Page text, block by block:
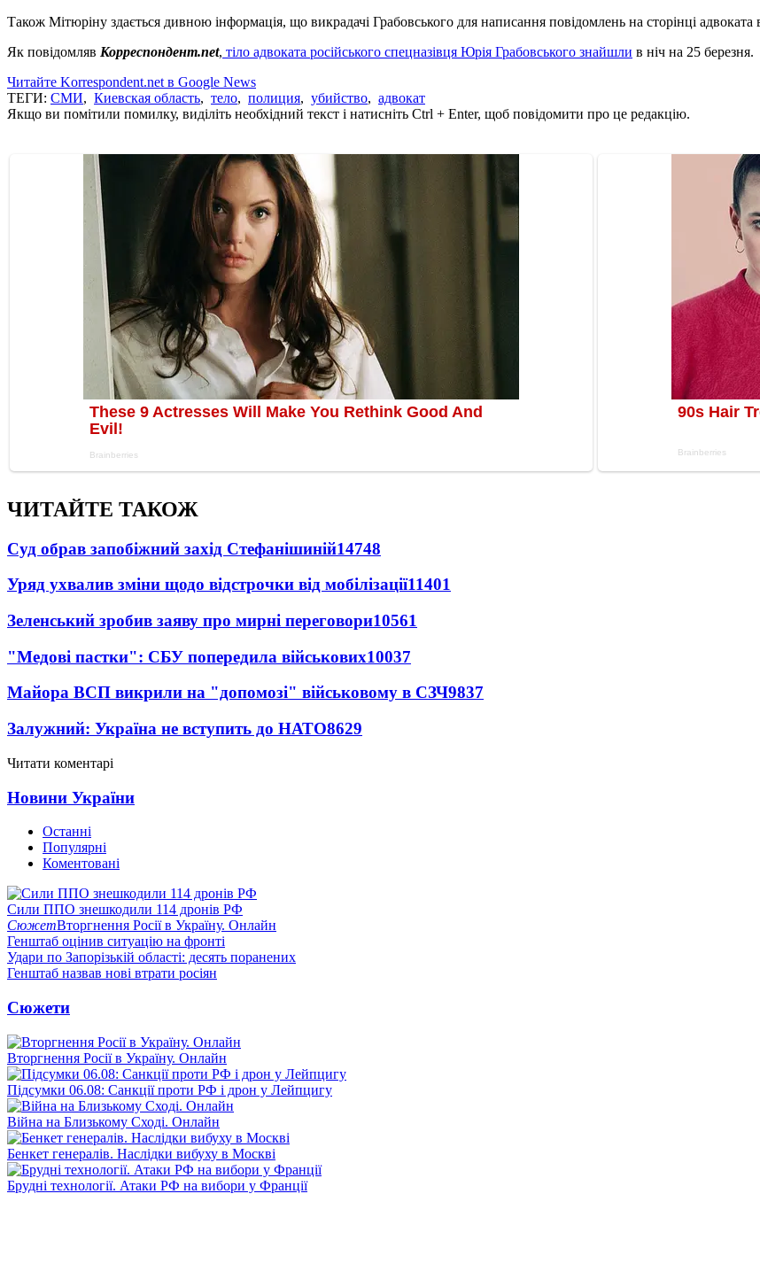
Також Мітюріну здається дивною інформація, що викрадачі Грабовського для написання повідомлень на сторінці
Як повідомляв Корреспондент.net, тіло адвоката російського спецназівця Юрія Грабовського знайшли в ніч на 25 березня.
Читайте Korrespondent.net в Google News
ТЕГИ: СМИ, Киевская область, тело, полиция, убийство, адвокат
Якщо ви помітили помилку, виділіть необхідний текст і натисніть Ctrl + Enter, щоб повідомити про це редакцію.
ЧИТАЙТЕ ТАКОЖ
Суд обрав запобіжний захід Стефанішиній14748
Уряд ухвалив зміни щодо відстрочки від мобілізації11401
Зеленський зробив заяву про мирні переговори10561
"Медові пастки": СБУ попередила військових10037
Майора ВСП викрили на "допомозі" військовому в СЗЧ9837
Залужний: Україна не вступить до НАТО8629
Читати коментарі
Новини України
Останні
Популярні
Коментовані
Сили ППО знешкодили 114 дронів РФ
СюжетВторгнення Росії в Україну. Онлайн
Генштаб оцінив ситуацію на фронті
Удари по Запорізькій області: десять поранених
Генштаб назвав нові втрати росіян
Сюжети
Вторгнення Росії в Україну. Онлайн
Підсумки 06.08: Санкції проти РФ і дрон у Лейпцигу
Війна на Близькому Сході. Онлайн
Бенкет генералів. Наслідки вибуху в Москві
Брудні технології. Атаки РФ на вибори у Франції